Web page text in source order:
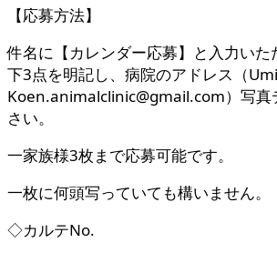
【応募方法】
件名に【カレンダー応募】と入力いた
下3点を明記し、病院のアドレス（
Koen.animalclinic@gmail.com）写真
さい。
一家族様3枚まで応募可能です。
一枚に何頭写っていても構いません。
◇カルテNo.